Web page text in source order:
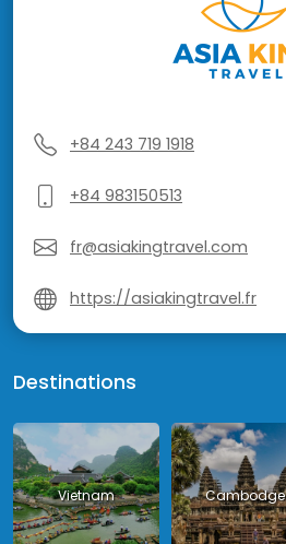
+84 243 719 1918
+84 983150513
fr@asiakingtravel.com
https://asiakingtravel.fr
Destinations
Vietnam Cambodge